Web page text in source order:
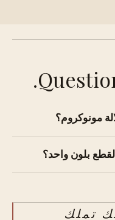
مونوكروم؟
بلون واحد؟
تملك